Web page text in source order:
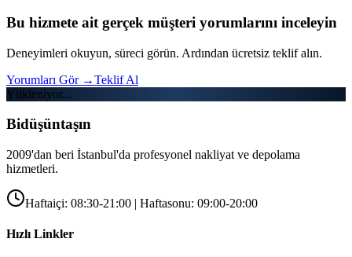
Bu hizmete ait gerçek müşteri yorumlarını inceleyin
Deneyimleri okuyun, süreci görün. Ardından ücretsiz teklif alın.
Yorumları Gör →Teklif Al
Yükleniyor...
Bidüşüntaşın
2009'dan beri İstanbul'da profesyonel nakliyat ve depolama
hizmetleri.
Haftaiçi: 08:30-21:00 | Haftasonu: 09:00-20:00
Hızlı Linkler